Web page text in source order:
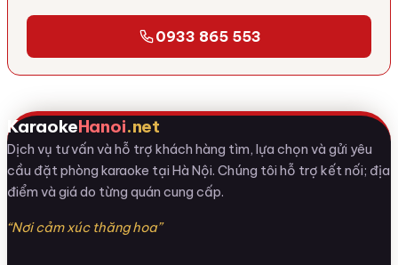
0933 865 553
KaraokeHanoi.net
Dịch vụ tư vấn và hỗ trợ khách hàng tìm, lựa chọn và gửi yêu
cầu đặt phòng karaoke tại Hà Nội. Chúng tôi hỗ trợ kết nối; địa
điểm và giá do từng quán cung cấp.
“Nơi cảm xúc thăng hoa”